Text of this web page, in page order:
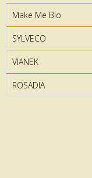
Make Me Bio
SYLVECO
VIANEK
ROSADIA